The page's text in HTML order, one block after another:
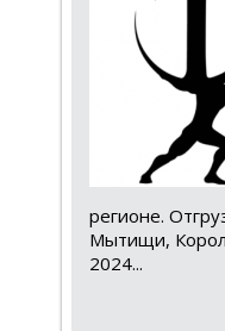
регионе.
Мытищи,
2024...